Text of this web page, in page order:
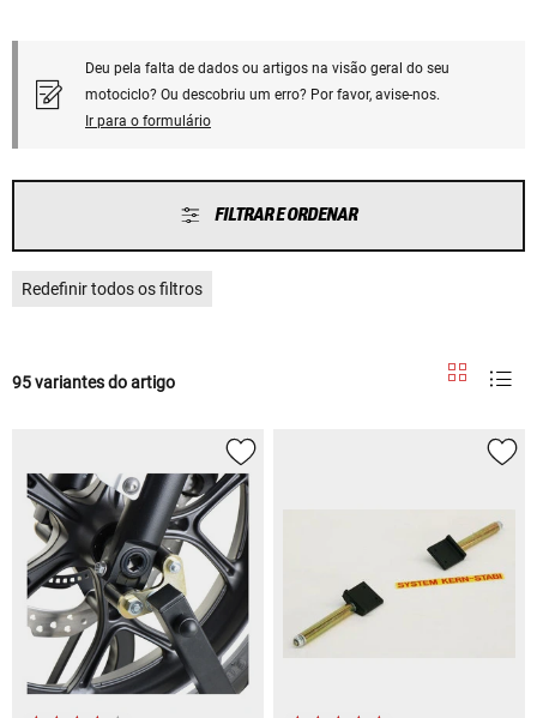
Deu pela falta de dados ou artigos na visão geral do seu
motociclo? Ou descobriu um erro? Por favor, avise-nos.
Ir para o formulário
FILTRAR E ORDENAR
Redefinir todos os filtros
95 variantes do artigo